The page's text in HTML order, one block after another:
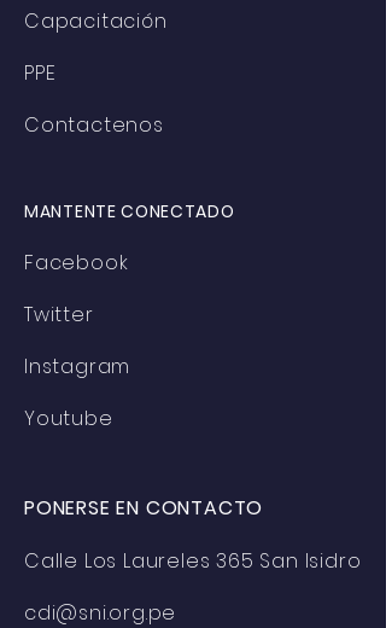
Capacitación
PPE
Contactenos
MANTENTE CONECTADO
Facebook
Twitter
Instagram
Youtube
PONERSE EN CONTACTO
Calle Los Laureles 365 San Isidro
cdi@sni.org.pe